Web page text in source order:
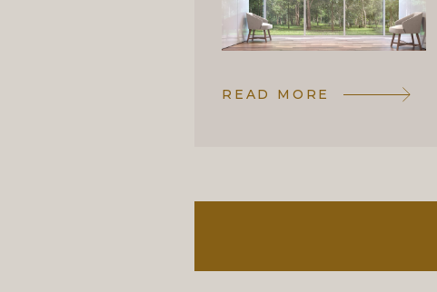
READ MORE